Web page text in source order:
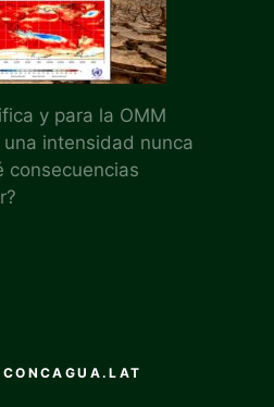
y para la OMM
intensidad nunca
consecuencias